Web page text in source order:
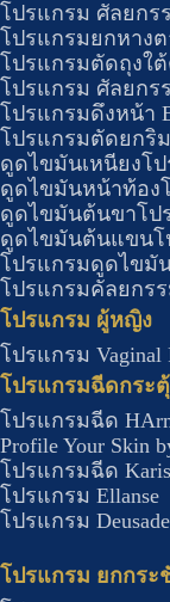
โปรแกรม ศัลยกร
โปรแกรมยกหางต
โปรแกรมตัดถุงใต้
โปรแกรม ศัลยกร
โปรแกรมดึงหน้า
โปรแกรมตัดยกริ
ดูดไขมันเหนียงโป
ดูดไขมันหน้าท้อง
ดูดไขมันต้นขาโป
ดูดไขมันต้นแขนโ
โปรแกรมดูดไขมัน
โปรแกรมคัลยกรร
โปรแกรม ผู้หญิง
โปรแกรม Vaginal
โปรแกรมฉีดกระ
โปรแกรมฉีด
Profile Your Skin
โปรแกรมฉีด
โปรแกรม Ellanse
โปรแกรม
โปรแกรม ยกกระ